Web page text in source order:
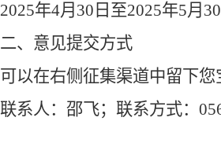
2025年4月 30 日至2025年5月 30
二、意见提交方式
可以在右侧征集渠道中留下您
联系人：邵飞；联系方式：